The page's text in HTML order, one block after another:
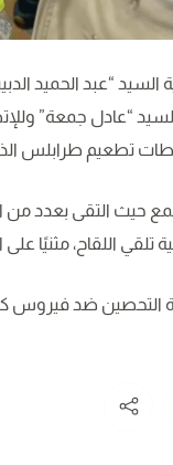
“عبد الحميد
“عادل جمعة”
تطعيم طرابلس
حيث التقى بعدد
تلقي اللقاح، مثنيًا
ضد فيروس